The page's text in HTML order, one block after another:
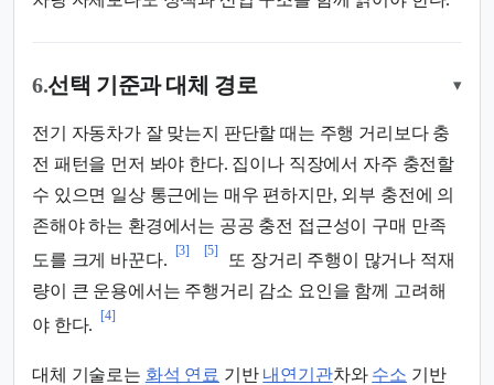
6.선택 기준과 대체 경로 ▾
전기 자동차가 잘 맞는지 판단할 때는 주행 거리보다 충
전 패턴을 먼저 봐야 한다. 집이나 직장에서 자주 충전할
수 있으면 일상 통근에는 매우 편하지만, 외부 충전에 의
존해야 하는 환경에서는 공공 충전 접근성이 구매 만족
도를 크게 바꾼다.
[3] [5]
또 장거리 주행이 많거나 적재
량이 큰 운용에서는 주행거리 감소 요인을 함께 고려해
야 한다.
[4]
대체 기술로는 화석 연료 기반 내연기관차와 수소 기반